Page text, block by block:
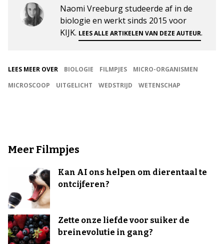
Naomi Vreeburg studeerde af in de
biologie en werkt sinds 2015 voor
KIJK. LEES ALLE ARTIKELEN VAN DEZE AUTEUR.
LEES MEER OVER BIOLOGIE FILMPJES
MICRO-ORGANISMEN
MICROSCOOP
UITGELICHT WEDSTRIJD WETENSCHAP
Meer Filmpjes
Kan AI ons helpen om dierentaal te
ontcijferen?
Zette onze liefde voor suiker de
breinevolutie in gang?